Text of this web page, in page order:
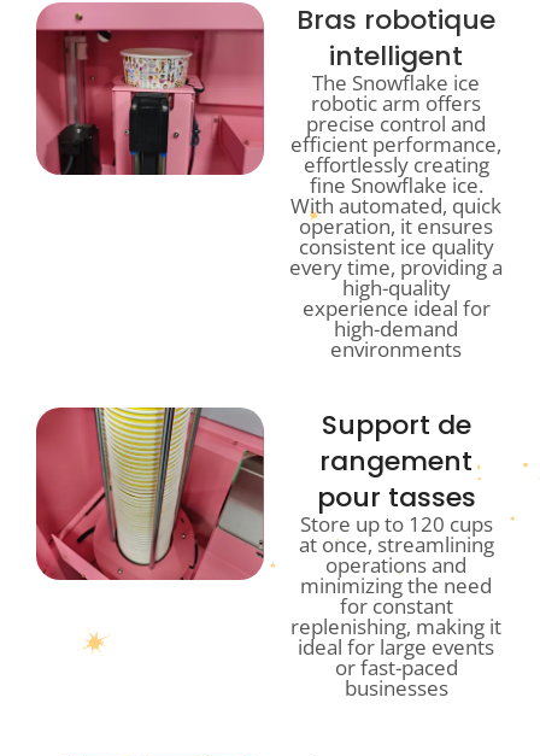
Bras robotique
intelligent
The Snowflake ice
robotic arm offers
precise control and
efficient performance,
effortlessly creating
fine Snowflake ice.
With automated, quick
operation, it ensures
consistent ice quality
every time, providing a
high-quality
experience ideal for
high-demand
environments
Support de
rangement
pour tasses
Store up to 120 cups
at once, streamlining
operations and
minimizing the need
for constant
replenishing, making it
ideal for large events
or fast-paced
businesses